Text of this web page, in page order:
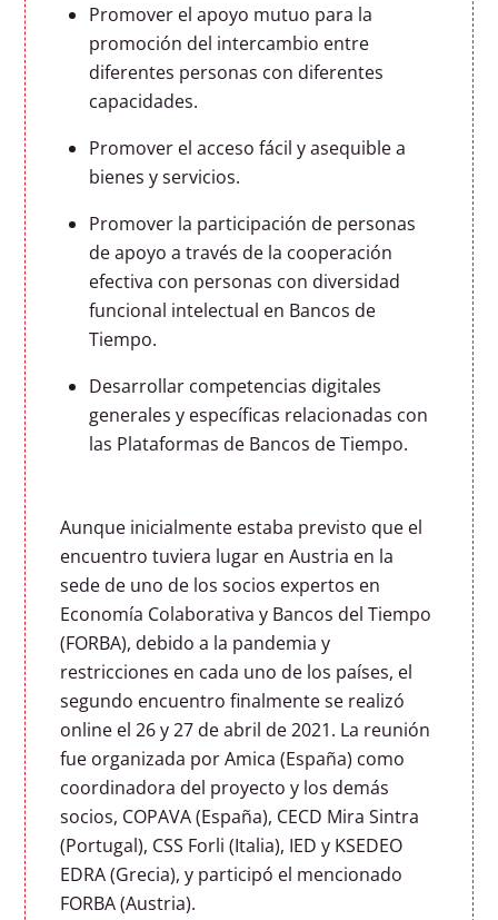
Promover el apoyo mutuo para la
promoción del intercambio entre
diferentes personas con diferentes
capacidades.
Promover el acceso fácil y asequible a
bienes y servicios.
Promover la participación de personas
de apoyo a través de la cooperación
efectiva con personas con diversidad
funcional intelectual en Bancos de
Tiempo.
Desarrollar competencias digitales
generales y específicas relacionadas con
las Plataformas de Bancos de Tiempo.
Aunque inicialmente estaba previsto que el
encuentro tuviera lugar en Austria en la
sede de uno de los socios expertos en
Economía Colaborativa y Bancos del Tiempo
(FORBA), debido a la pandemia y
restricciones en cada uno de los países, el
segundo encuentro finalmente se realizó
online el 26 y 27 de abril de 2021. La reunión
fue organizada por Amica (España) como
coordinadora del proyecto y los demás
socios, COPAVA (España), CECD Mira Sintra
(Portugal), CSS Forli (Italia), IED y KSEDEO
EDRA (Grecia), y participó el mencionado
FORBA (Austria).